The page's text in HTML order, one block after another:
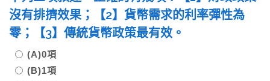
沒有排擠效果；【2】貨幣需求的利率彈性為
零；【3】傳統貨幣政策最有效。
(A)0項
(B)1項